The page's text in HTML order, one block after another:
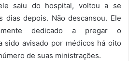
saiu do hospital, voltou a se
dias depois. Não descansou. Ele
dedicado a pregar o
sido avisado por médicos há oito
de suas ministrações.